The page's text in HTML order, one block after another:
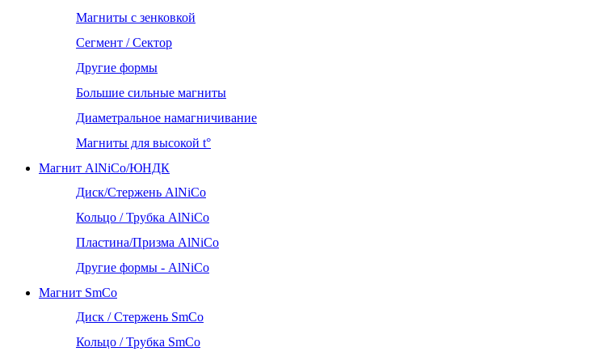
Магниты с зенковкой
Сегмент / Сектор
Другие формы
Большие сильные магниты
Диаметральное намагничивание
Магниты для высокой t°
Магнит AlNiCo/ЮНДК
Диск/Стержень AlNiCo
Кольцо / Трубка AlNiCo
Пластина/Призма AlNiCo
Другие формы - AlNiCo
Магнит SmCo
Диск / Стержень SmCo
Кольцо / Трубка SmCo